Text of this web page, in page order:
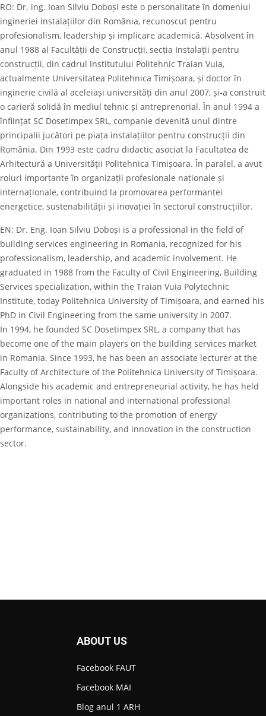
RO: Dr. ing. Ioan Silviu Doboși este o personalitate în domeniul
ingineriei instalațiilor din România, recunoscut pentru
profesionalism, leadership și implicare academică. Absolvent în
anul 1988 al Facultății de Construcții, secția Instalații pentru
construcții, din cadrul Institutului Politehnic Traian Vuia,
actualmente Universitatea Politehnica Timișoara, și doctor în
inginerie civilă al aceleiași universități din anul 2007, și-a construit
o carieră solidă în mediul tehnic și antreprenorial. În anul 1994 a
înființat SC Dosetimpex SRL, companie devenită unul dintre
principalii jucători pe piața instalațiilor pentru construcții din
România. Din 1993 este cadru didactic asociat la Facultatea de
Arhitectură a Universității Politehnica Timișoara. În paralel, a avut
roluri importante în organizații profesionale naționale și
internaționale, contribuind la promovarea performanței
energetice, sustenabilității și inovației în sectorul construcțiilor.
EN: Dr. Eng. Ioan Silviu Doboși is a professional in the field of
building services engineering in Romania, recognized for his
professionalism, leadership, and academic involvement. He
graduated in 1988 from the Faculty of Civil Engineering, Building
Services specialization, within the Traian Vuia Polytechnic
Institute, today Politehnica University of Timișoara, and earned his
PhD in Civil Engineering from the same university in 2007.
In 1994, he founded SC Dosetimpex SRL, a company that has
become one of the main players on the building services market
in Romania. Since 1993, he has been an associate lecturer at the
Faculty of Architecture of the Politehnica University of Timișoara.
Alongside his academic and entrepreneurial activity, he has held
important roles in national and international professional
organizations, contributing to the promotion of energy
performance, sustainability, and innovation in the construction
sector.
ABOUT US
Facebook FAUT
Facebook MAI
Blog anul 1 ARH